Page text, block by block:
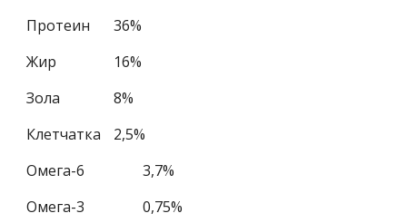
Протеин
36%
Жир
16%
Зола
8%
Клетчатка
2,5%
Омега-6
3,7%
Омега-3
0,75%